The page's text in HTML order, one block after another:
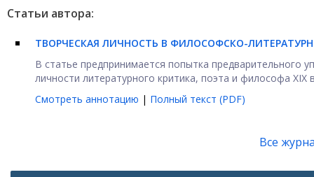
Статьи автора:
ТВОРЧЕСКАЯ ЛИЧНОСТЬ В ФИЛОСОФСКО-
В статье предпринимается попытка предварительного
личности литературного критика, поэта и философа XIX
Смотреть аннотацию | Полный текст (PDF)
Все